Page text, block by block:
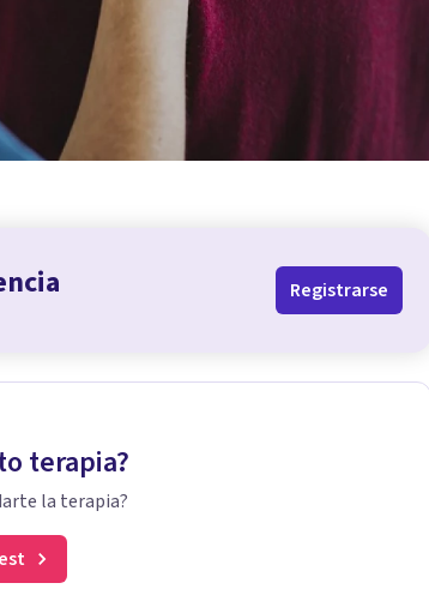
Registrarse
terapia?
la terapia?